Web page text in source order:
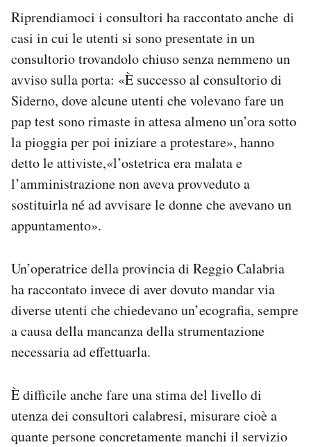
Riprendiamoci i consultori ha raccontato anche di
casi in cui le utenti si sono presentate in un
consultorio trovandolo chiuso senza nemmeno un
avviso sulla porta: «È successo al consultorio di
Siderno, dove alcune utenti che volevano fare un
pap test sono rimaste in attesa almeno un’ora sotto
la pioggia per poi iniziare a protestare», hanno
detto le attiviste,«l’ostetrica era malata e
l’amministrazione non aveva provveduto a
sostituirla né ad avvisare le donne che avevano un
appuntamento».
Un’operatrice della provincia di Reggio Calabria
ha raccontato invece di aver dovuto mandar via
diverse utenti che chiedevano un’ecografia, sempre
a causa della mancanza della strumentazione
necessaria ad effettuarla.
È difficile anche fare una stima del livello di
utenza dei consultori calabresi, misurare cioè a
quante persone concretamente manchi il servizio